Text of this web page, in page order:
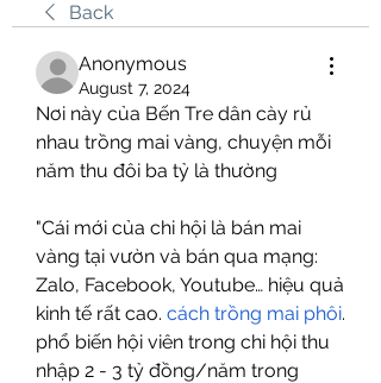
Back
Anonymous
August 7, 2024
Nơi này của Bến Tre dân cày rủ
nhau trồng mai vàng, chuyện mỗi
năm thu đôi ba tỷ là thường
"Cái mới của chi hội là bán mai
vàng tại vườn và bán qua mạng:
Zalo, Facebook, Youtube… hiệu quả
kinh tế rất cao. cách trồng mai phôi.
phổ biến hội viên trong chi hội thu
nhập 2 - 3 tỷ đồng/năm trong